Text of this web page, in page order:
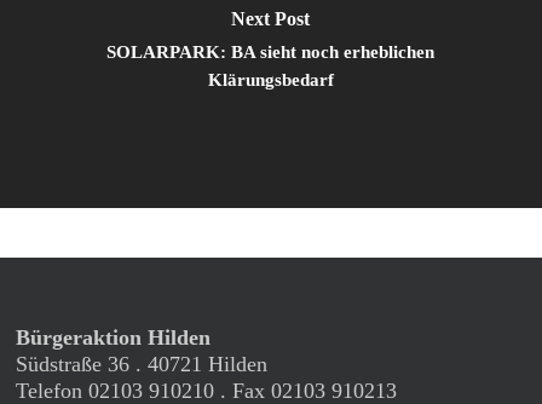
Next Post
SOLARPARK: BA sieht noch erheblichen
Klärungsbedarf
Bürgeraktion Hilden
Südstraße 36 . 40721 Hilden
Telefon 02103 910210 . Fax 02103 910213